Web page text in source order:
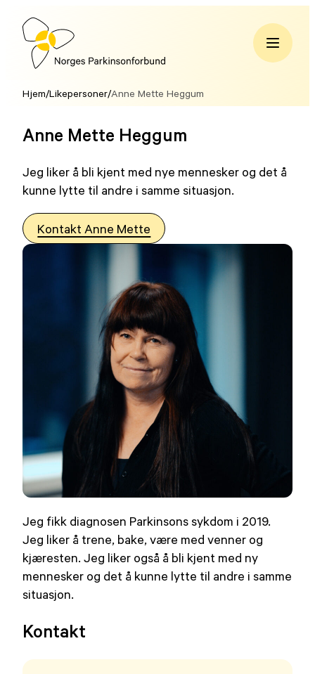
Hopp
innholdNorges
Hjem/Likepersoner/Anne Mette Heggum
Anne Mette Heggum
Jeg liker å bli kjent med nye mennesker og det å
kunne lytte til andre i samme situasjon.
Kontakt Anne Mette
Jeg fikk diagnosen Parkinsons sykdom i 2019.
Jeg liker å trene, bake, være med venner og
kjæresten. Jeg liker også å bli kjent med ny
mennesker og det å kunne lytte til andre i samme
situasjon.
Kontakt